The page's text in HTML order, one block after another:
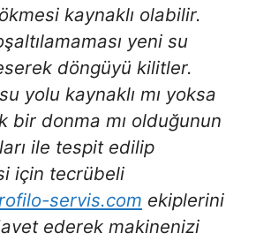
kaynaklı olabilir.
yeni su
döngüyü kilitler.
yolu kaynaklı mı yoksa
bir donma mı olduğunun
ile tespit edilip
için tecrübeli
servis.com ekiplerini
ederek makinenizi